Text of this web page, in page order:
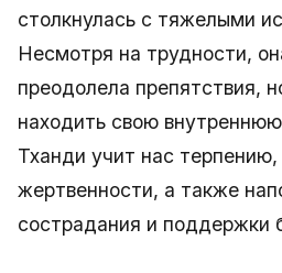
столкнулась с тяжелыми
Несмотря на трудности,
преодолела препятствия,
находить свою
Тханди учит нас
жертвенности, а также
сострадания и поддержки